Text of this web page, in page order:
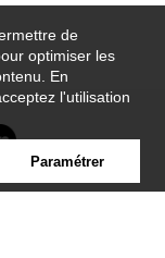
de
optimiser les
En
l'utilisation
Paramétrer